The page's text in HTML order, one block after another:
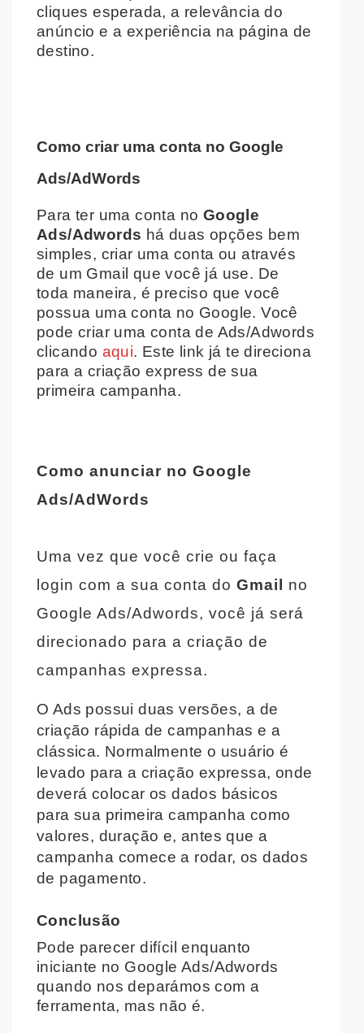
cliques esperada, a relevância do
anúncio e a experiência na página de
destino.
Como criar uma conta no Google
Ads/AdWords
Para ter uma conta no Google
Ads/Adwords há duas opções bem
simples, criar uma conta ou através
de um Gmail que você já use. De
toda maneira, é preciso que você
possua uma conta no Google. Você
pode criar uma conta de Ads/Adwords
clicando aqui. Este link já te direciona
para a criação express de sua
primeira campanha.
Como anunciar no Google
Ads/AdWords
Uma vez que você crie ou faça
login com a sua conta do Gmail
no
Google Ads/Adwords, você já será
direcionado para a criação de
campanhas expressa.
O Ads possui duas versões, a de
criação rápida de campanhas e a
clássica. Normalmente o usuário é
levado para a criação expressa, onde
deverá colocar os dados básicos
para sua primeira campanha como
valores, duração e, antes que a
campanha comece a rodar, os dados
de pagamento.
Conclusão
Pode parecer difícil enquanto
iniciante no Google Ads/Adwords
quando nos deparámos com a
ferramenta, mas não é.